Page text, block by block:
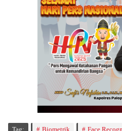
Tag: Biometrik Face